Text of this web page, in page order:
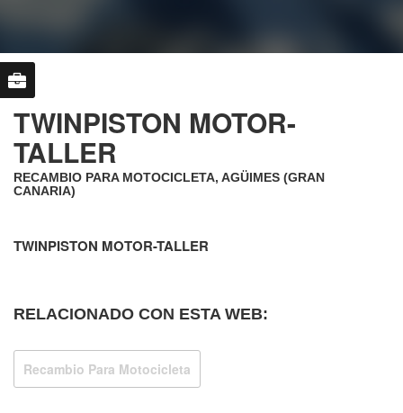
TWINPISTON MOTOR-
TALLER
RECAMBIO PARA MOTOCICLETA, AGÜIMES (GRAN
CANARIA)
TWINPISTON MOTOR-TALLER
RELACIONADO CON ESTA WEB:
Recambio Para Motocicleta